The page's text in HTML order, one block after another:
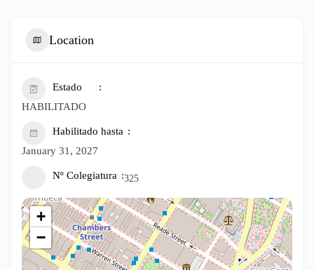
Location
Estado
HABILITADO
Habilitado hasta
January 31, 2027
Nº Colegiatura 325
+
−